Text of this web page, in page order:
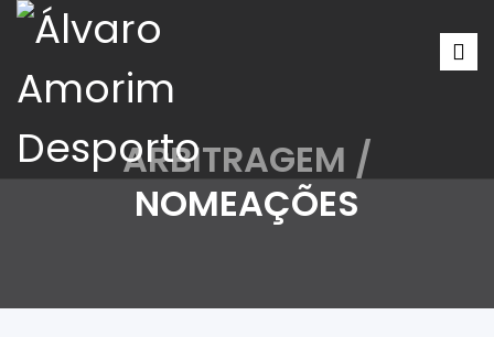
ARBITRAGEM /
NOMEAÇÕES